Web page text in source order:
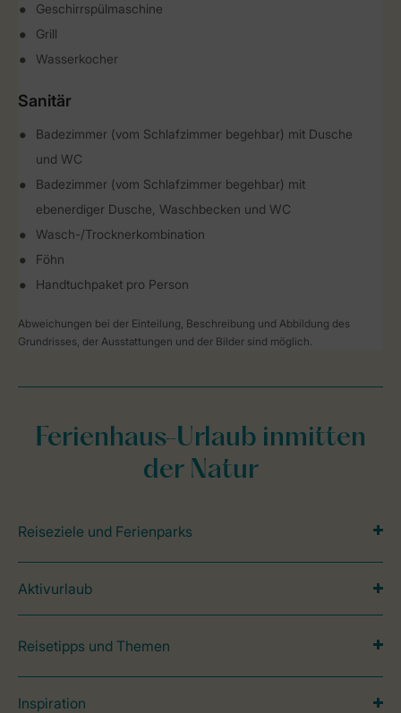
Geschirrspülmaschine
Grill
Wasserkocher
Sanitär
Badezimmer (vom Schlafzimmer begehbar) mit Dusche
und WC
Badezimmer (vom Schlafzimmer begehbar) mit
ebenerdiger Dusche, Waschbecken und WC
Wasch-/Trocknerkombination
Föhn
Handtuchpaket pro Person
Abweichungen bei der Einteilung, Beschreibung und Abbildung des
Grundrisses, der Ausstattungen und der Bilder sind möglich.
Ferienhaus-Urlaub inmitten
der Natur
Reiseziele und Ferienparks
Aktivurlaub
Reisetipps und Themen
Inspiration